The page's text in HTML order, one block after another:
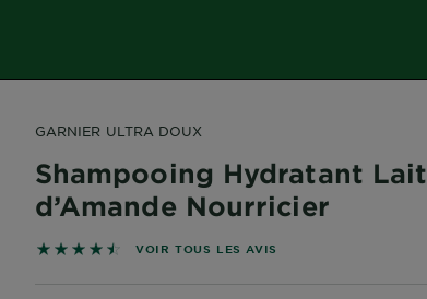
GARNIER ULTRA DOUX
Shampooing Hydratant Lait
d’Amande Nourricier
4.5 sur 5 étoiles basé sur les avis
VOIR TOUS LES AVIS